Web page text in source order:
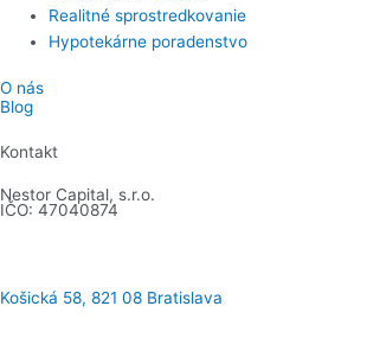
Realitné sprostredkovanie
Hypotekárne poradenstvo
O nás
Blog
Kontakt
Nestor Capital, s.r.o.
IČO: 47040874
Košická 58, 821 08 Bratislava​